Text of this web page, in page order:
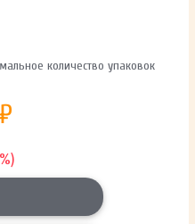
количество упаковок